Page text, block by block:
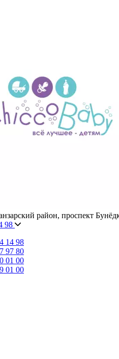
район, проспект
98
14 98
97 80
01 00
01 00